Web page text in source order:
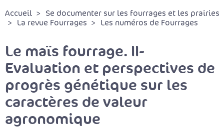
Accueil
Se documenter sur les fourrages et les prairies
La revue Fourrages
Les numéros de Fourrages
Le maïs fourrage. II-
Evaluation et perspectives de
progrès génétique sur les
caractères de valeur
agronomique